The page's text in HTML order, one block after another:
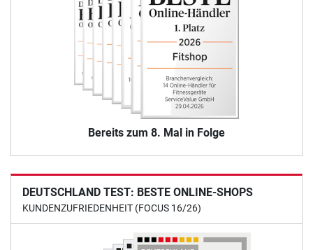
Bereits zum 8. Mal in Folge
DEUTSCHLAND TEST: BESTE ONLINE-SHOPS
KUNDENZUFRIEDENHEIT (FOCUS 16/26)